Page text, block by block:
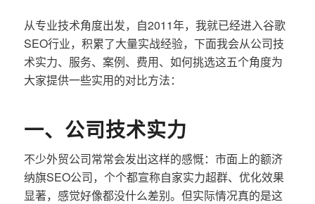
从专业技术角度出发，自2011年，我就已经进入谷歌
SEO行业，积累了大量实战经验，下面我会从公司技
术实力、服务、案例、费用、如何挑选这五个角度为
大家提供一些实用的对比方法：
一、公司技术实力
不少外贸公司常常会发出这样的感慨：市面上的额济
纳旗SEO公司，个个都宣称自家实力超群、优化效果
显著，感觉好像都没什么差别。但实际情况真的是这